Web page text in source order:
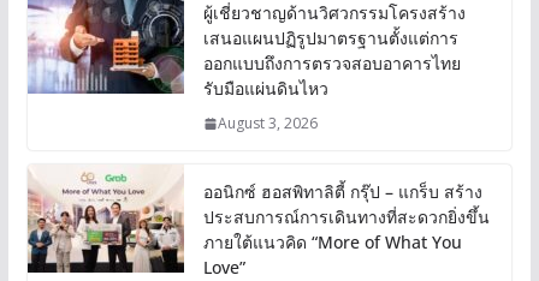
ผู้เชี่ยวชาญด้านวิศวกรรมโครงสร้าง
เสนอแผนปฏิรูปมาตรฐานตั้งแต่การ
ออกแบบถึงการตรวจสอบอาคารไทย
รับมือแผ่นดินไหว
August 3, 2026
ออนิกซ์ ฮอสพิทาลิตี้ กรุ๊ป – แกร็บ สร้าง
ประสบการณ์การเดินทางที่สะดวกยิ่งขึ้น
ภายใต้แนวคิด “More of What You
Love”